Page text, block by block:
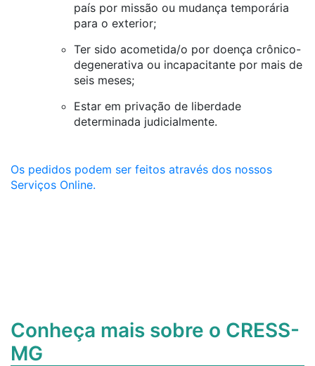
país por missão ou mudança temporária
para o exterior;
Ter sido acometida/o por doença crônico-
degenerativa ou incapacitante por mais de
seis meses;
Estar em privação de liberdade
determinada judicialmente.
Os pedidos podem ser feitos através dos nossos
Serviços Online.
Conheça mais sobre o CRESS-
MG